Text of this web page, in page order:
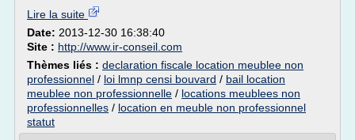
Lire la suite
Date: 2013-12-30 16:38:40
Site : http://www.ir-conseil.com
Thèmes liés : declaration fiscale location meublee non
professionnel / loi lmnp censi bouvard / bail location
meublee non professionnelle / locations meublees non
professionnelles / location en meuble non professionnel
statut